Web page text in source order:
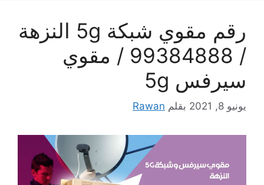
رقم مقوي شبكة 5g النزهة
/ 99384888 / مقوي
سيرفس 5g
يونيو 8, 2021 بقلم Rawan